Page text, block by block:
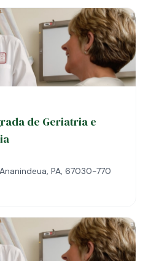
de Geriatria e
PA, 67030-770